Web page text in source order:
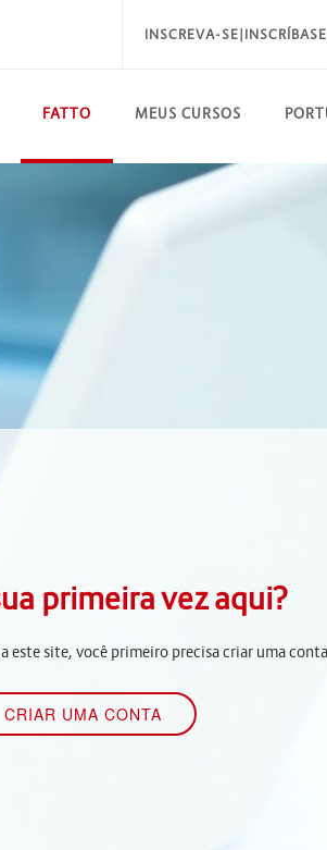
INSCREVA-
FATTO MEUS CURSOS
primeira vez aqui?
este site, você primeiro precisa criar uma